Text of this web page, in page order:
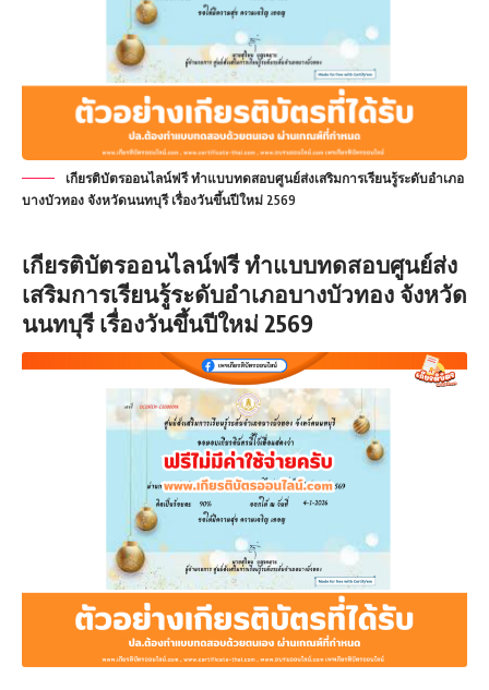
เกียรติบัตรออนไลน์ฟรี ทำแบบทดสอบศูนย์ส่งเสริมการเรียนรู้ระดับอำเภอ
บางบัวทอง จังหวัดนนทบุรี เรื่องวันขึ้นปีใหม่ 2569
เกียรติบัตรออนไลน์ฟรีทำแบบทดสอบศูนย์ส่ง
เสริมการเรียนรู้ระดับอำเภอบางบัวทอง จังหวัด
นนทบุรี เรื่องวันขึ้นปีใหม่ 2569